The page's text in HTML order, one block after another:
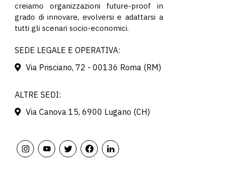
creiamo organizzazioni future-proof in
grado di innovare, evolversi e adattarsi a
tutti gli scenari socio-economici.
SEDE LEGALE E OPERATIVA:
Via Prisciano, 72 - 00136 Roma (RM)
ALTRE SEDI:
Via Canova 15, 6900 Lugano (CH)